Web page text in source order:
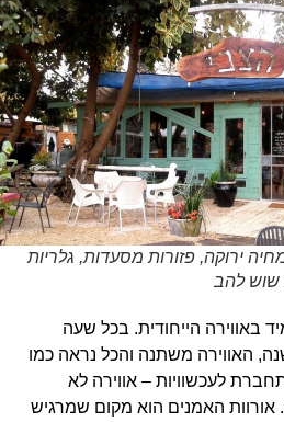
ירוקה, פזורות מסעדות, גלריות
להב
הייחודית. בכל שעה
האווירה משתנה והכל נראה כמו
לעכשוויות – אווירה לא
האמנים הוא מקום שמרגיש